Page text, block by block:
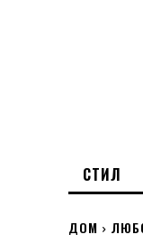
СТИЛ
ДОМ